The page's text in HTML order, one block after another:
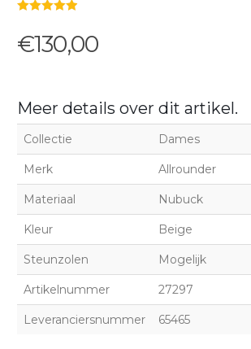
€130,00
Meer details over dit artikel.
Collectie Dames
Merk Allrounder
Materiaal Nubuck
Kleur Beige
Steunzolen Mogelijk
Artikelnummer 27297
Leveranciersnummer 65465